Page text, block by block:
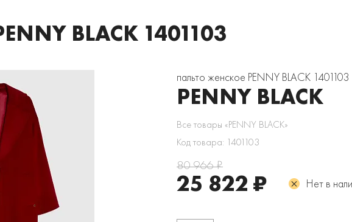
BLACK 1401103
пальто женское PENNY BLACK 1401103
PENNY BLACK
Все товары «PENNY BLACK»
Код товара: 1401103
80 966 ₽
25 822 ₽ Нет в